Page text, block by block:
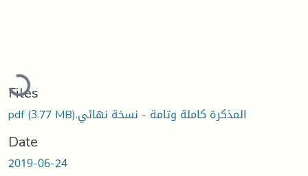
Loading...
Files
‫المذكرة كاملة وتامة - نسخة نهائي.pdf(3.77 MB)
Date
2019-06-24